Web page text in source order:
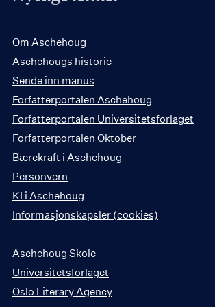
Om Aschehoug
Aschehougs historie
Sende inn manus
Forfatterportalen Aschehoug
Forfatterportalen Universitetsforlaget
Forfatterportalen Oktober
Bærekraft i Aschehoug
Personvern
KI i Aschehoug
Informasjonskapsler (cookies)
Aschehoug Skole
Universitetsforlaget
Oslo Literary Agency